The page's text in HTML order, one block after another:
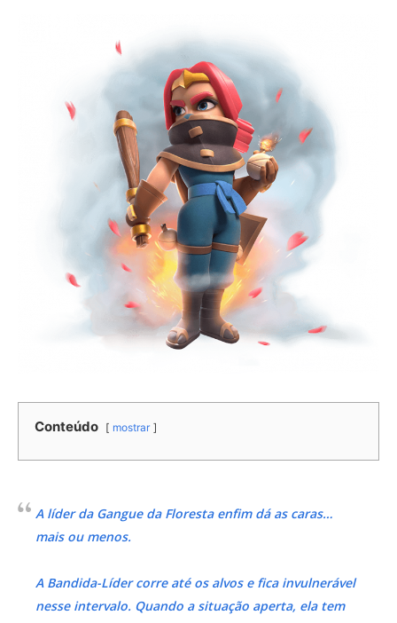
Conteúdo mostrar
A líder da Gangue da Floresta enfim dá as caras…
mais ou menos.
A Bandida-Líder corre até os alvos e fica invulnerável
nesse intervalo. Quando a situação aperta, ela tem